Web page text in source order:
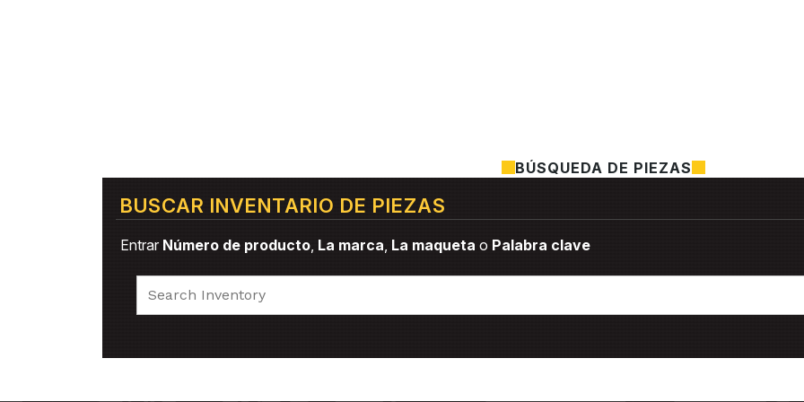
BÚSQUEDA DE PIEZAS
BUSCAR INVENTARIO DE PIEZAS
Entrar Número de producto La marca La maqueta o Palabra clave